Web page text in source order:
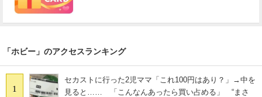
「ホビー」のアクセスランキング
1
セカストに行った2児ママ「これ100円はあり？」→中を
見ると…… 「こんなんあったら買い占める」 “まさ